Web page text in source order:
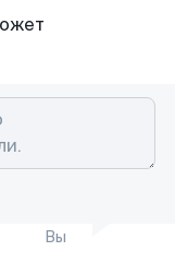
Вы